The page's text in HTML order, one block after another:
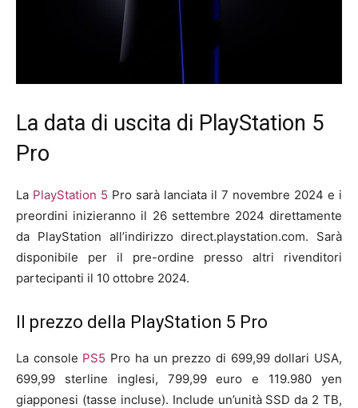
La data di uscita di PlayStation 5
Pro
La PlayStation 5 Pro sarà lanciata il 7 novembre 2024 e i
preordini inizieranno il 26 settembre 2024 direttamente
da PlayStation all’indirizzo direct.playstation.com. Sarà
disponibile per il pre-ordine presso altri rivenditori
partecipanti il 10 ottobre 2024.
Il prezzo della PlayStation 5 Pro
La console PS5 Pro ha un prezzo di 699,99 dollari USA,
699,99 sterline inglesi, 799,99 euro e 119.980 yen
giapponesi (tasse incluse). Include un’unità SSD da 2 TB,